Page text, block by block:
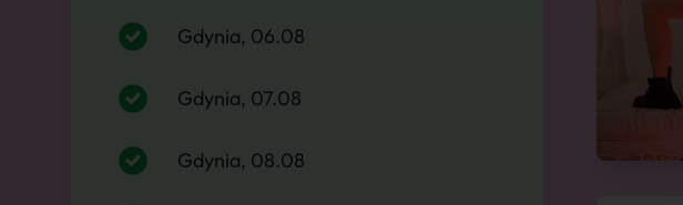
Gdynia, 06.08
Gdynia, 07.08
Gdynia, 08.08